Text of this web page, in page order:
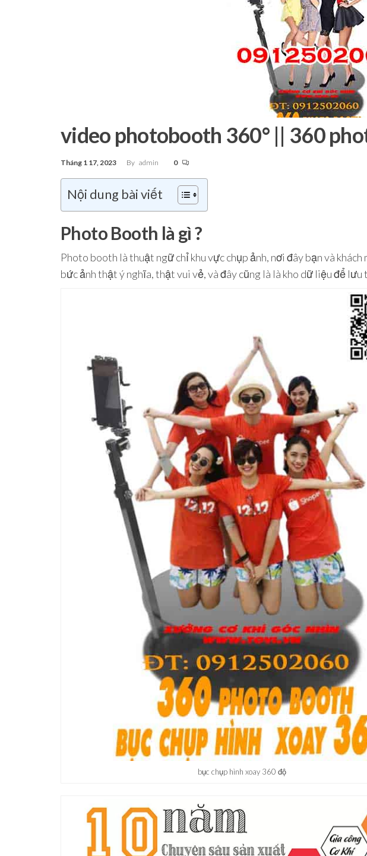
video photobooth 360° || 360
Tháng 1 17, 2023 By admin 0
Nội dung bài viết
Photo Booth là gì ?
Photo booth là thuật ngữ chỉ khu vực chụp ảnh, nơi đây bạn và
bức ảnh thật ý nghĩa, thật vui vẻ, và đây cũng là là kho dữ liệu để
bục chụp hình xoay 360 độ